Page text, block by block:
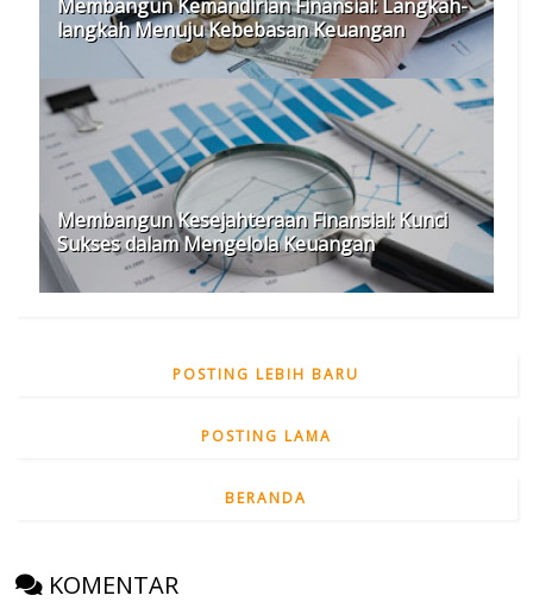
Membangun Kemandirian Finansial: Langkah-
langkah Menuju Kebebasan Keuangan
Membangun Kesejahteraan Finansial: Kunci
Sukses dalam Mengelola Keuangan
POSTING LEBIH BARU
POSTING LAMA
BERANDA
KOMENTAR